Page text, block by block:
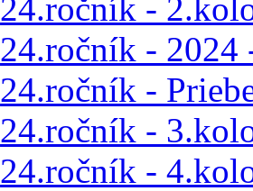
24.ročník -
24.ročník - 2024
24.ročník -
24.ročník -
24.ročník -